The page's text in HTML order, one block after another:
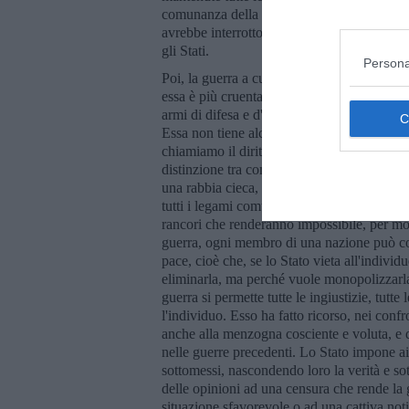
comunanza della civiltà. … Una simile
avrebbe interrotto l'evoluzione dei
gli Stati.
Poi, la guerra a cui non volevamo credere
essa è più cruenta e più distruttiva di tutte
armi di difesa e d'attacco, ma è altrettanto,
Essa non tiene alcun conto delle
chiamiamo il diritto delle genti, non
distinzione tra combattenti e popolazione
una rabbia cieca, come se dopo di essa
tutti i legami comunitari che ancora
rancori che renderanno impossibile, per
guerra, ogni membro di una nazione può
pace, cioè che, se lo Stato vieta
eliminarla, ma perché vuole
guerra si permette tutte le ingiustizie,
l'individuo. Esso ha fatto ricorso, nei
anche alla menzogna cosciente e voluta,
nelle guerre precedenti. Lo Stato impone
sottomessi, nascondendo loro la verità e
delle opinioni ad una censura che rende la